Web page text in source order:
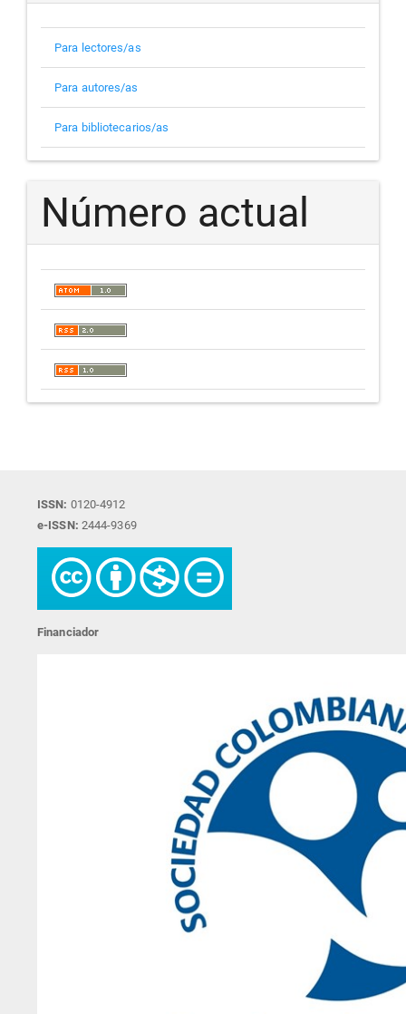
Para lectores/as
Para autores/as
Para bibliotecarios/as
Número actual
ISSN: 0120-4912
e-ISSN: 2444-9369
Financiador